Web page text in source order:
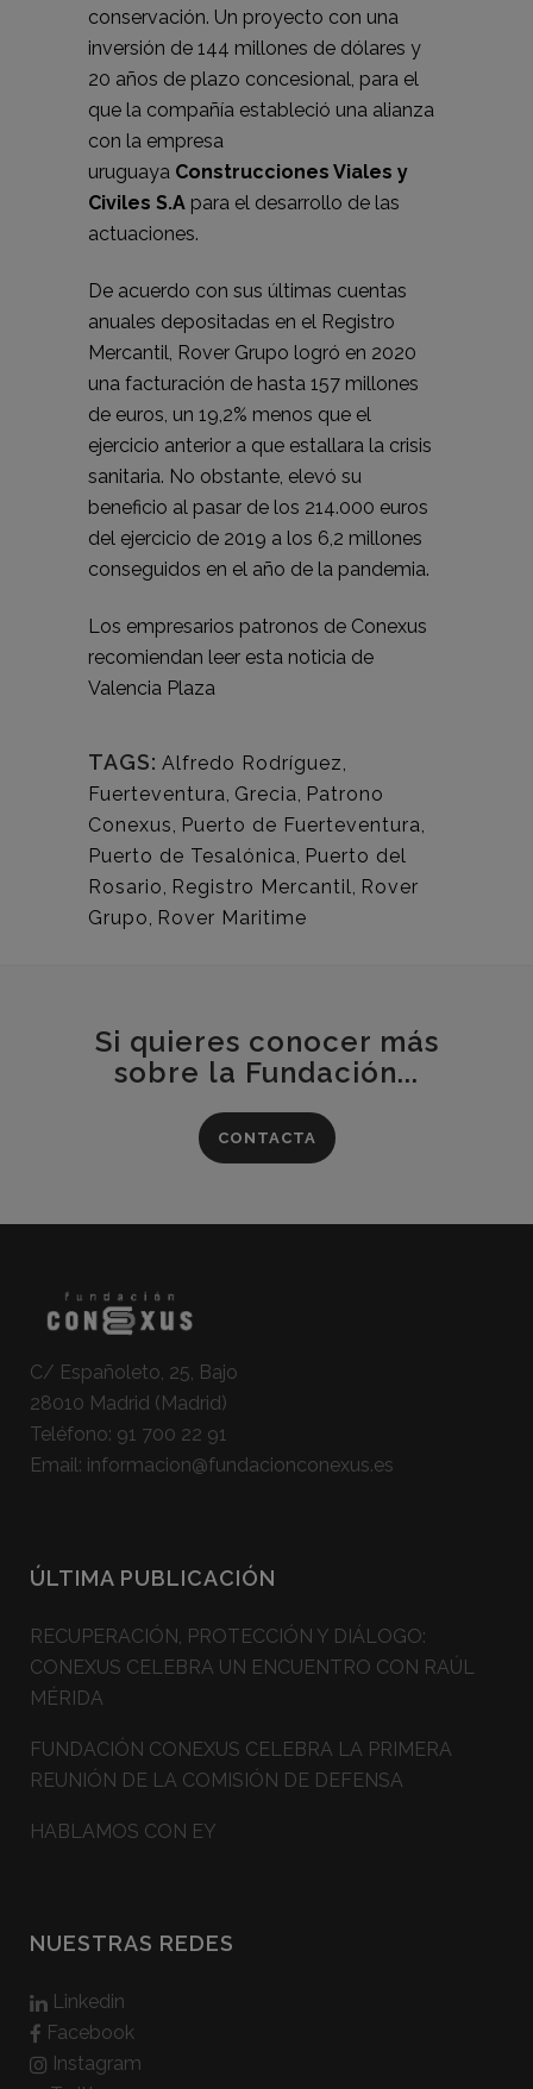
conservación. Un proyecto con una
inversión de 144 millones de dólares y
20 años de plazo concesional, para el
que la compañía estableció una alianza
con la empresa
uruguaya Construcciones Viales y
Civiles S.A para el desarrollo de las
actuaciones.
De acuerdo con sus últimas cuentas
anuales depositadas en el Registro
Mercantil, Rover Grupo logró en 2020
una facturación de hasta 157 millones
de euros, un 19,2% menos que el
ejercicio anterior a que estallara la crisis
sanitaria. No obstante, elevó su
beneficio al pasar de los 214.000 euros
del ejercicio de 2019 a los 6,2 millones
conseguidos en el año de la pandemia.
Los empresarios patronos de Conexus
recomiendan leer esta noticia de
Valencia Plaza
TAGS: Alfredo Rodríguez,
Fuerteventura, Grecia, Patrono
Conexus, Puerto de Fuerteventura,
Puerto de Tesalónica, Puerto del
Rosario, Registro Mercantil, Rover
Grupo, Rover Maritime
Si quieres conocer más
sobre la Fundación...
CONTACTA
C/ Españoleto, 25, Bajo
28010 Madrid (Madrid)
Teléfono: 91 700 22 91
Email: informacion@fundacionconexus.es
ÚLTIMA PUBLICACIÓN
RECUPERACIÓN, PROTECCIÓN Y DIÁLOGO:
CONEXUS CELEBRA UN ENCUENTRO CON RAÚL
MÉRIDA
FUNDACIÓN CONEXUS CELEBRA LA PRIMERA
REUNIÓN DE LA COMISIÓN DE DEFENSA
HABLAMOS CON EY
NUESTRAS REDES
Linkedin
Facebook
Instagram